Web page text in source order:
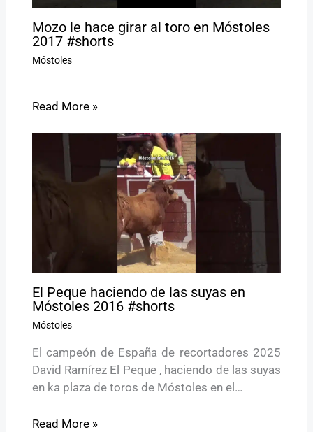
Mozo le hace girar al toro en Móstoles
2017 #shorts
Móstoles
Read More »
El Peque haciendo de las suyas en
Móstoles 2016 #shorts
Móstoles
El campeón de España de recortadores 2025
David Ramírez El Peque , haciendo de las suyas
en ka plaza de toros de Móstoles en el…
Read More »